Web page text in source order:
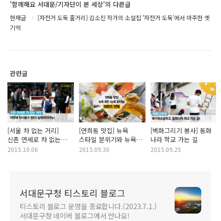
'함께해요 서대문/기자단이 본 세상'의 다른글
현재글
[자전거 도둑 줄거리] 김소진 작가의 소설집 '자전거 도둑'에서 마주한 옛
기억
관련글
[서울 차 없는 거리]
신촌 연세로 차 없는
거리에 악사들이 떴다!
2015.10.06
[연희동 맛집] 뉴욕
스타일 분위기와 뉴욕
퀴진(뉴욕 요리법)의 <
2015.09.30
[벽화그리기 봉사] 동화
나라 학교 가는 길
2015.09.25
서대문구청 티스토리 블로그
티스토리 블로그 운영을 종료합니다.(2023.7.1.)
서대문구청 네이버 블로그에서 만나요!